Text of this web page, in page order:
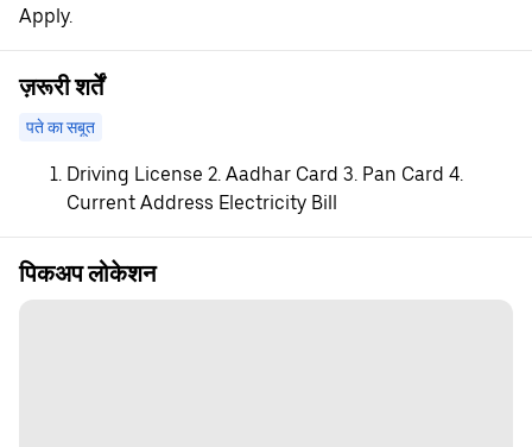
Apply.
ज़रूरी शर्तें
पते का सबूत
Driving License 2. Aadhar Card 3. Pan Card 4.
Current Address Electricity Bill
पिकअप लोकेशन